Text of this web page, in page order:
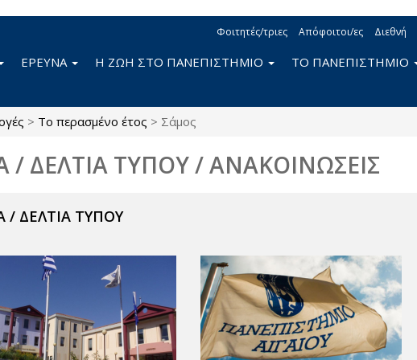
Φοιτητές/τριες Απόφοιτοι/ες Διεθνή
ΕΡΕΥΝΑ Η ΖΩΗ ΣΤΟ ΠΑΝΕΠΙΣΤΗΜΙΟ ΤΟ ΠΑΝΕΠΙΣΤΗΜΙΟ
> Το περασμένο έτος > Σάμος
/ ΔΕΛΤΙΑ ΤΥΠΟΥ / ΑΝΑΚΟΙΝΩΣΕΙΣ
/ ΔΕΛΤΙΑ ΤΥΠΟΥ